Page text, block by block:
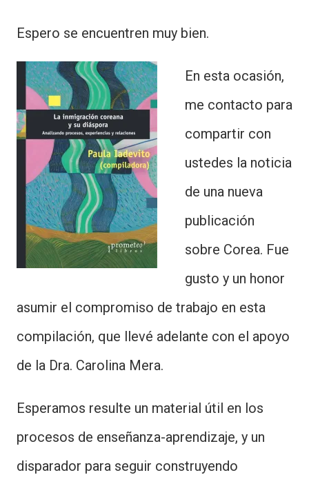
Espero se encuentren muy bien.
En esta ocasión,
me contacto para
compartir con
ustedes la noticia
de una nueva
publicación
sobre Corea. Fue
gusto y un honor
asumir el compromiso de trabajo en esta
compilación, que llevé adelante con el apoyo
de la Dra. Carolina Mera.
Esperamos resulte un material útil en los
procesos de enseñanza-aprendizaje, y un
disparador para seguir construyendo